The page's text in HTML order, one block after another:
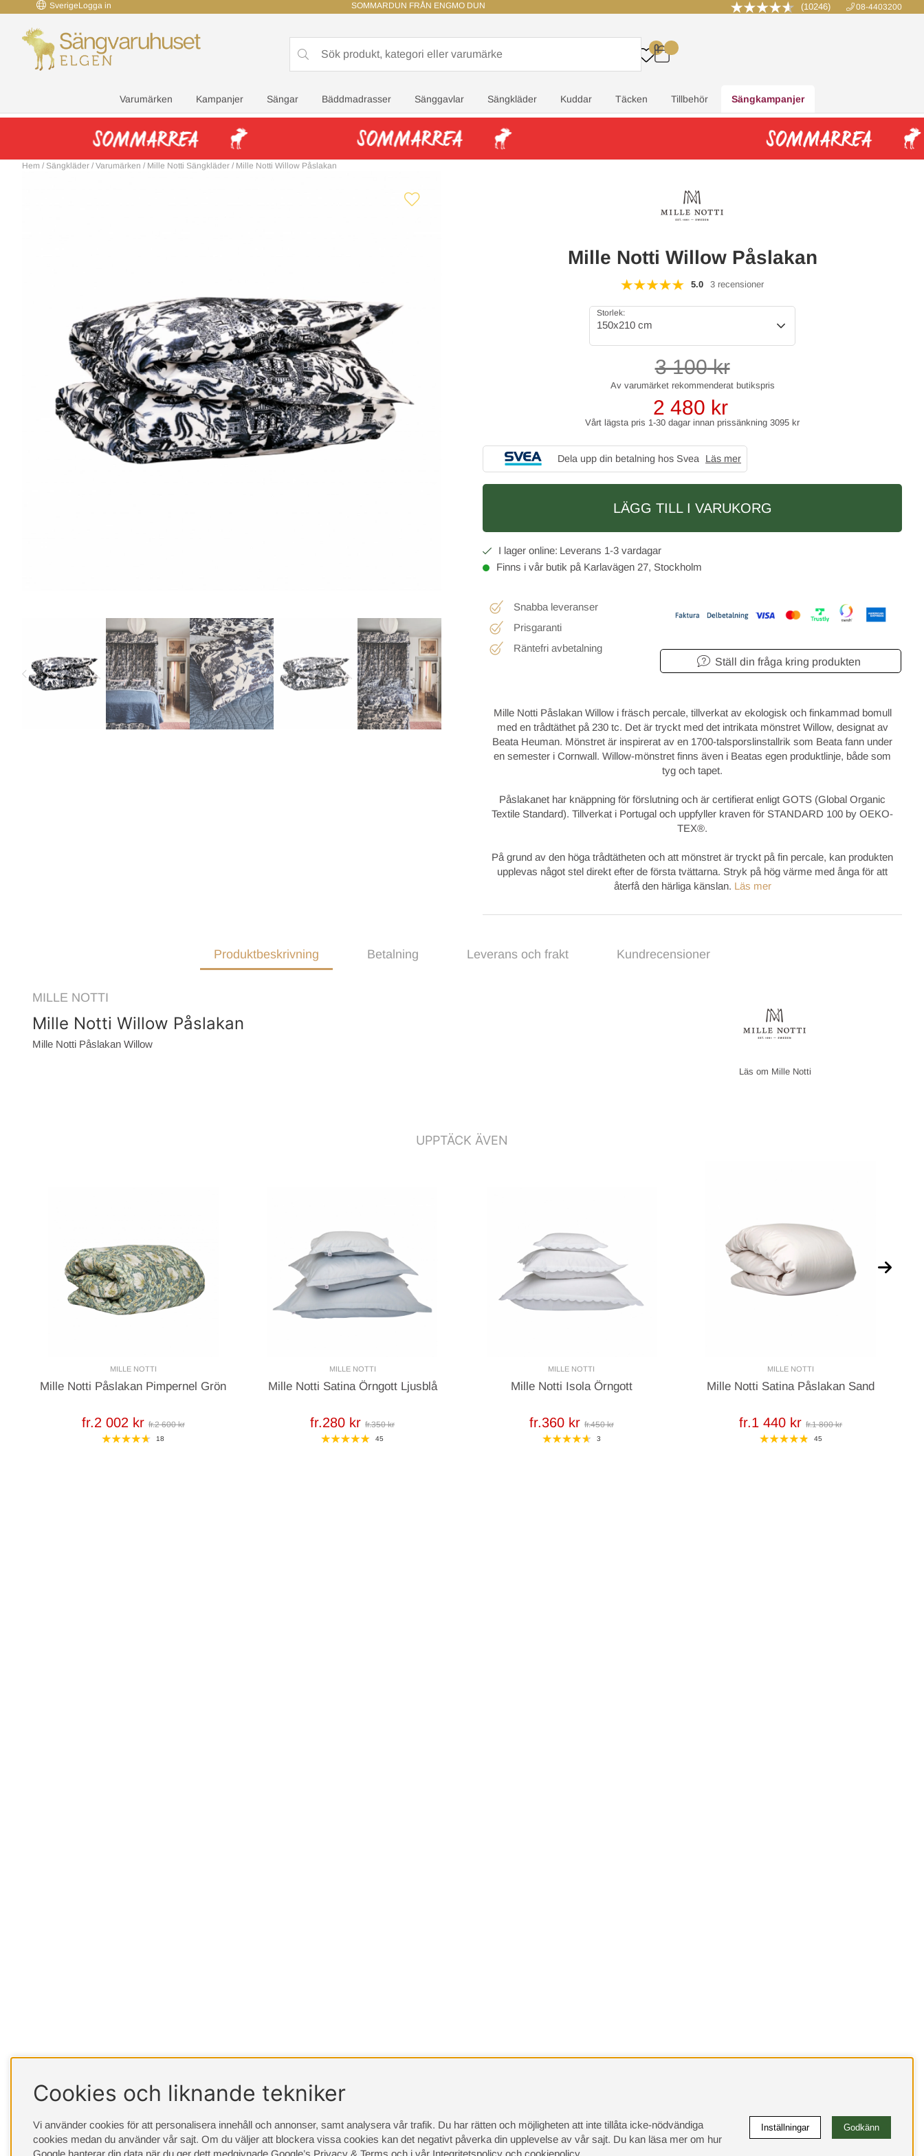
SverigeLogga in SOMMARDUN FRÅN ENGMO DUN (10246) 08-4403200
0
..
Varumärken Kampanjer Sängar Bäddmadrasser Sänggavlar Sängkläder Kuddar Täcken Tillbehör Sängkampanjer
Hem / Sängkläder / Varumärken / Mille Notti Sängkläder / Mille Notti Willow Påslakan
Mille Notti Willow Påslakan
5.0 3 recensioner
Storlek:
150x210 cm
3 100kr
2 480 kr
Vårt lägsta pris 1-30 dagar innan prissänkning 3095 kr
Dela upp din betalning hos Svea Läs mer
LÄGG TILL I VARUKORG
1-3 vardagar
Finns i vår butik på Karlavägen 27, Stockholm
Snabba leveranser
Prisgaranti
Räntefri avbetalning
Ställ din fråga kring produkten
Mille Notti Påslakan Willow i fräsch percale, tillverkat av ekologisk och finkammad bomull
med en trådtäthet på 230 tc. Det är tryckt med det intrikata mönstret Willow, designat av
Beata Heuman. Mönstret är inspirerat av en 1700-talsporslinstallrik som Beata fann under
en semester i Cornwall. Willow-mönstret finns även i Beatas egen produktlinje, både som
tyg och tapet.
Påslakanet har knäppning för förslutning och är certifierat enligt GOTS (Global Organic
Textile Standard). Tillverkat i Portugal och uppfyller kraven för STANDARD 100 by OEKO-
TEX®.
På grund av den höga trådtätheten och att mönstret är tryckt på fin percale, kan produkten
upplevas något stel direkt efter de första tvättarna. Stryk på hög värme med ånga för att
återfå den härliga känslan. Läs mer
Produktbeskrivning
MILLE NOTTI
Mille Notti Willow Påslakan
Mille Notti Påslakan Willow
Mille Notti
Betalning Leverans och frakt Kundrecensioner
UPPTÄCK ÄVEN
MILLE NOTTI
Mille Notti Påslakan Pimpernel Grön
fr.2 002 kr fr.2 600 kr
18
MILLE NOTTI
Mille Notti Satina Örngott Ljusblå
fr.280 kr fr.350 kr
45
MILLE NOTTI
Mille Notti Isola Örngott
fr.360 kr fr.450 kr
3
MILLE NOTTI
Mille Notti Satina Påslakan Sand
fr.1 440 kr fr.1 800 kr
45
Cookies och liknande tekniker
Vi använder cookies för att personalisera innehåll och annonser, samt analysera vår trafik. Du har rätten och möjligheten att inte tillåta icke-nödvändiga
cookies medan du använder vår sajt. Om du väljer att blockera vissa cookies kan det negativt påverka din upplevelse av vår sajt. Du kan läsa mer om hur
Google hanterar din data när du ger dett medgivnade Google’s Privacy & Terms och i vår Integritetspolicy och cookiepolicy.
Inställningar Godkänn